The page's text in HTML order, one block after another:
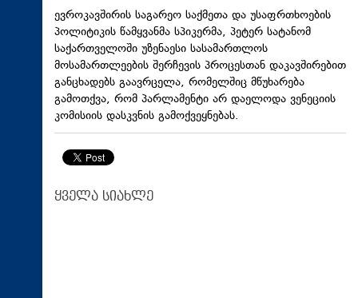
ევროკავშირის საგარეო საქმეთა და უსაფრთხოების
პოლიტიკის წამყვანმა სპიკერმა, პეტერ სატანომ
საქართველოში უზენაესი სასამართლოს
მოსამართლეების შერჩევის პროცესთან დაკავშირებით
განცხადებს გაავრცელა, რომელშიც მწუხარება
გამოთქვა, რომ პარლამენტი არ დაელოდა ვენეციის
კომისიის დასკვნის გამოქვეყნებას.
ყველა სიახლე